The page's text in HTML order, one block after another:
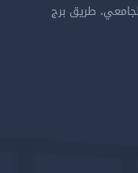
طريق برج